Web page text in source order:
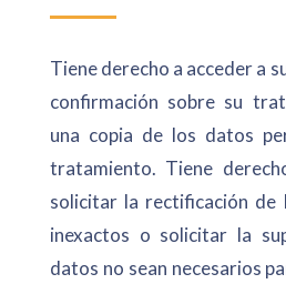
Tiene derecho a acceder a
confirmación sobre su
una copia de los datos
tratamiento. Tiene
solicitar la rectificación de
inexactos o solicitar la
datos no sean necesarios